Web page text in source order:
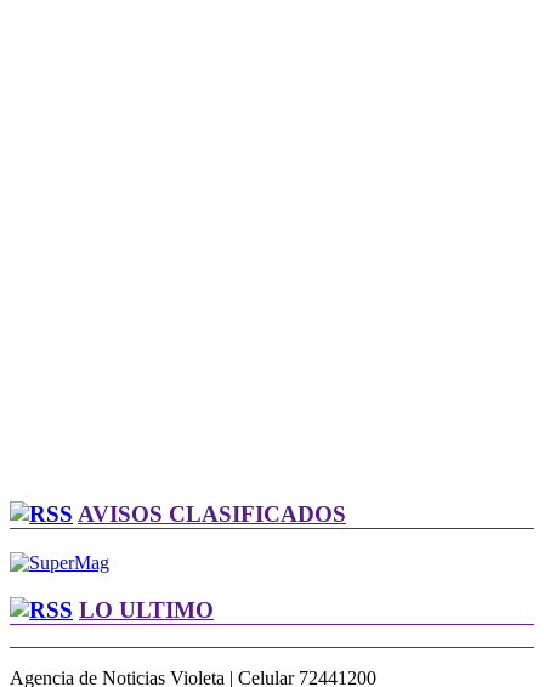
AVISOS CLASIFICADOS
LO ULTIMO
Agencia de Noticias Violeta | Celular 72441200